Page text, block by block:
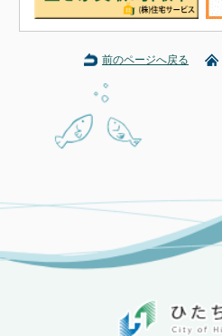
前のページへ戻る